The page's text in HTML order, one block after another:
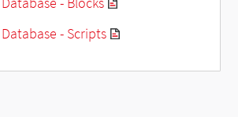
- Scripts